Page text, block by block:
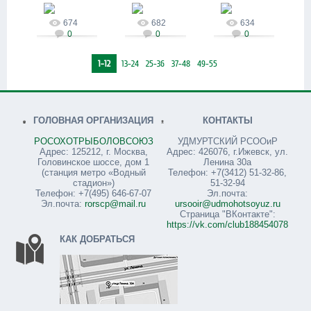
alenywka
674
0
alenywka
682
0
alenywka
634
0
1-12 13-24 25-36 37-48 49-55
ГОЛОВНАЯ ОРГАНИЗАЦИЯ
РОСОХОТРЫБОЛОВСОЮЗ
Адрес: 125212, г. Москва,
Головинское шоссе, дом 1
(станция метро «Водный
стадион»)
Телефон: +7(495) 646-67-07
Эл.почта: rorscp@mail.ru
КОНТАКТЫ
УДМУРТСКИЙ РСООиР
Адрес: 426076, г.Ижевск, ул.
Ленина 30а
Телефон: +7(3412) 51-32-86,
51-32-94
Эл.почта:
ursooir@udmohotsoyuz.ru
Страница "ВКонтакте":
https://vk.com/club188454078
КАК ДОБРАТЬСЯ